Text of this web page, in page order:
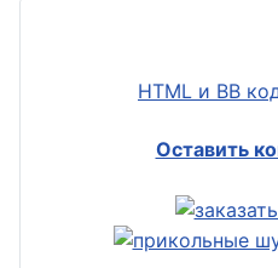
HTML и BB
Оставить